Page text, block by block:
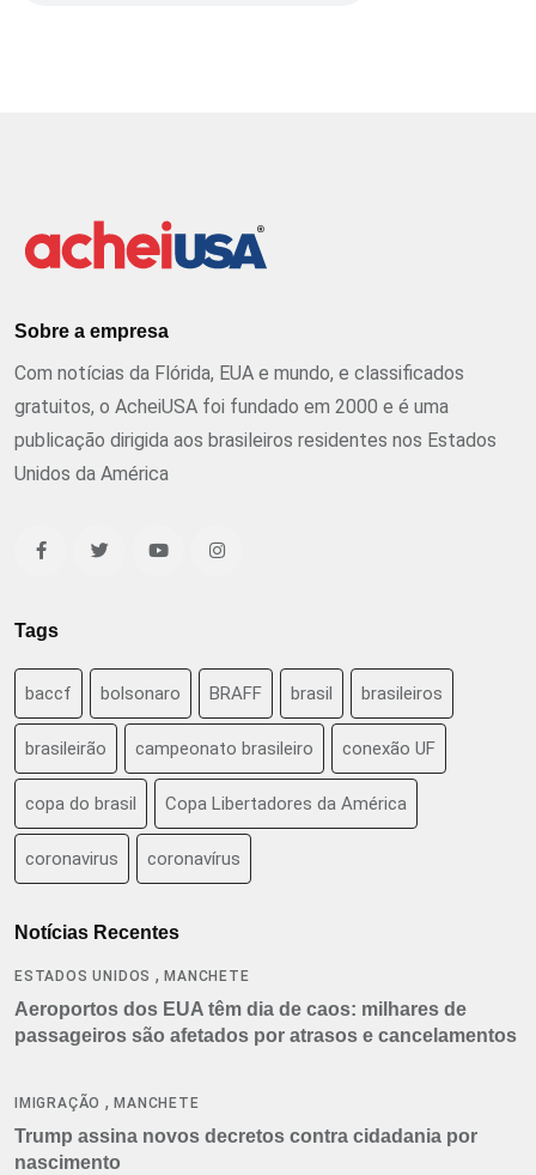
Sobre a empresa
Com notícias da Flórida, EUA e mundo, e classificados
gratuitos, o AcheiUSA foi fundado em 2000 e é uma
publicação dirigida aos brasileiros residentes nos Estados
Unidos da América
Tags
baccf bolsonaro BRAFF brasil brasileiros
brasileirão campeonato brasileiro conexão UF
copa do brasil Copa Libertadores da América
coronavirus coronavírus
Notícias Recentes
ESTADOS UNIDOS ,MANCHETE
Aeroportos dos EUA têm dia de caos: milhares de
passageiros são afetados por atrasos e cancelamentos
IMIGRAÇÃO ,MANCHETE
Trump assina novos decretos contra cidadania por
nascimento